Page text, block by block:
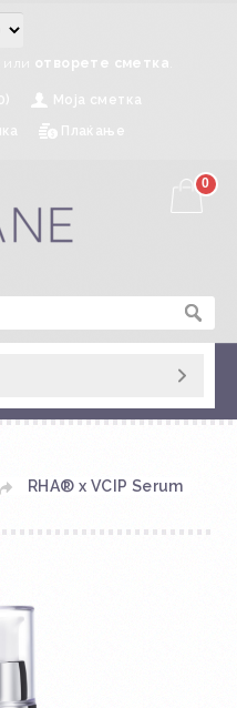
или отворете сметка
Моја сметка
Плаќање
0
RHA® x VCIP Serum